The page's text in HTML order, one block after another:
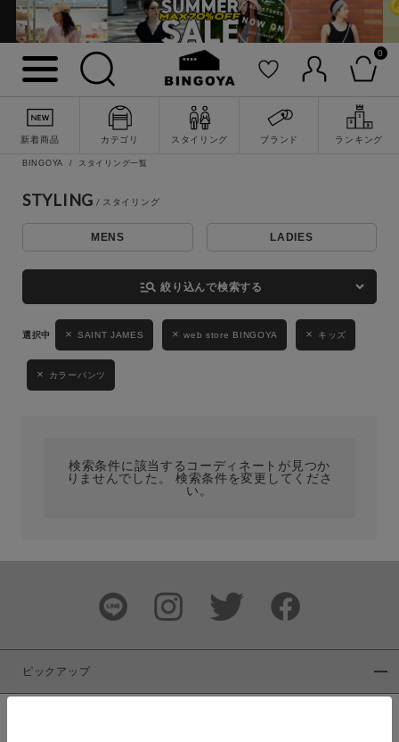
0
新着商品 カテゴリ スタイリング ブランド ランキング
詳細検索
キーワード
性別
MENS LADIES KIDS
ブランド
BINGOYA スタイリング一覧
STYLING
MENS LADIES
manage_search 絞り込んで検索する
SAINT JAMES web store BINGOYA キッズ
カラーパンツ
検索条件に該当するコーディネートが見つか
りませんでした。 検索条件を変更してくださ
い。
ピックアップ